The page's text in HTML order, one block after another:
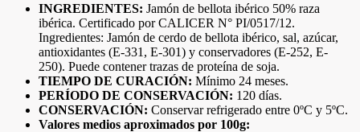
INGREDIENTES: Jamón de bellota ibérico 50% raza
ibérica. Certificado por CALICER N° PI/0517/12.
Ingredientes: Jamón de cerdo de bellota ibérico, sal, azúcar,
antioxidantes (E-331, E-301) y conservadores (E-252, E-
250). Puede contener trazas de proteína de soja.
TIEMPO DE CURACIÓN: Mínimo 24 meses.
PERÍODO DE CONSERVACIÓN: 120 días.
CONSERVACIÓN: Conservar refrigerado entre 0ºC y 5ºC.
Valores medios aproximados por 100g: